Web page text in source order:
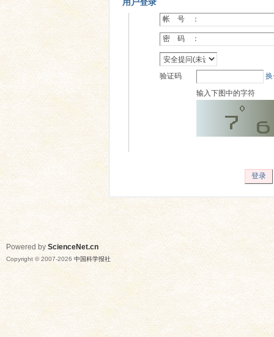
帐 号 ：
密 码 ：
验证码
输入下图中的字符
登录
Powered by ScienceNet.cn
Copyright © 2007-2026 中国科学报社